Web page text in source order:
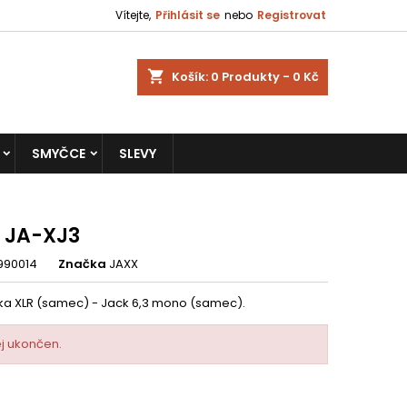
Vítejte, Přihlásit se nebo Registrovat
shopping_cart Košík: 0 Produkty - 0 Kč
SMYČCE SLEVY
JA-XJ3
Značka JAXX
XLR (samec) - Jack 6,3 mono (samec).
ukončen.